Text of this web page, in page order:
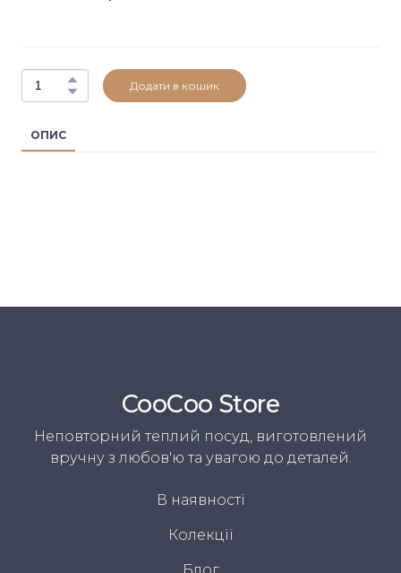
Додати в кошик
ОПИС
CooСoo Store
Неповторний теплий посуд, виготовлений
вручну з любов'ю та увагою до деталей.
В наявності
Колекції
Блог